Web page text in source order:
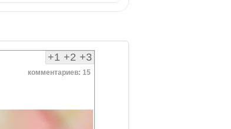
+1 +2 +3
комментариев: 15